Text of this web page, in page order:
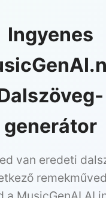
Ingyenes
generátor
van eredeti